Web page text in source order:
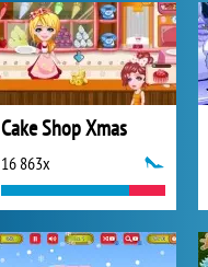
Cake Shop Xmas
16 863x